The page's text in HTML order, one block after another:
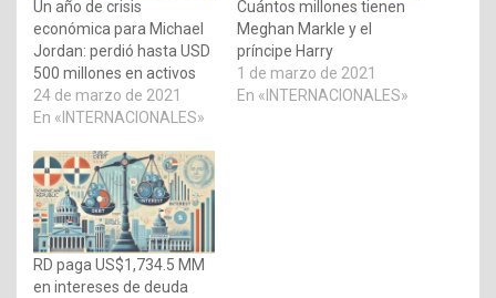
Un año de crisis
económica para Michael
Jordan: perdió hasta USD
500 millones en activos
24 de marzo de 2021
En «INTERNACIONALES»
Cuántos millones tienen
Meghan Markle y el
príncipe Harry
1 de marzo de 2021
En «INTERNACIONALES»
RD paga US$1,734.5 MM
en intereses de deuda